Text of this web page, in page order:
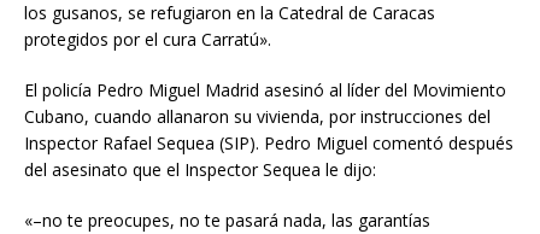
los gusanos, se refugiaron en la Catedral de Caracas
protegidos por el cura Carratú».
El policía Pedro Miguel Madrid asesinó al líder del Movimiento
Cubano, cuando allanaron su vivienda, por instrucciones del
Inspector Rafael Sequea (SIP). Pedro Miguel comentó después
del asesinato que el Inspector Sequea le dijo:
«–no te preocupes, no te pasará nada, las garantías